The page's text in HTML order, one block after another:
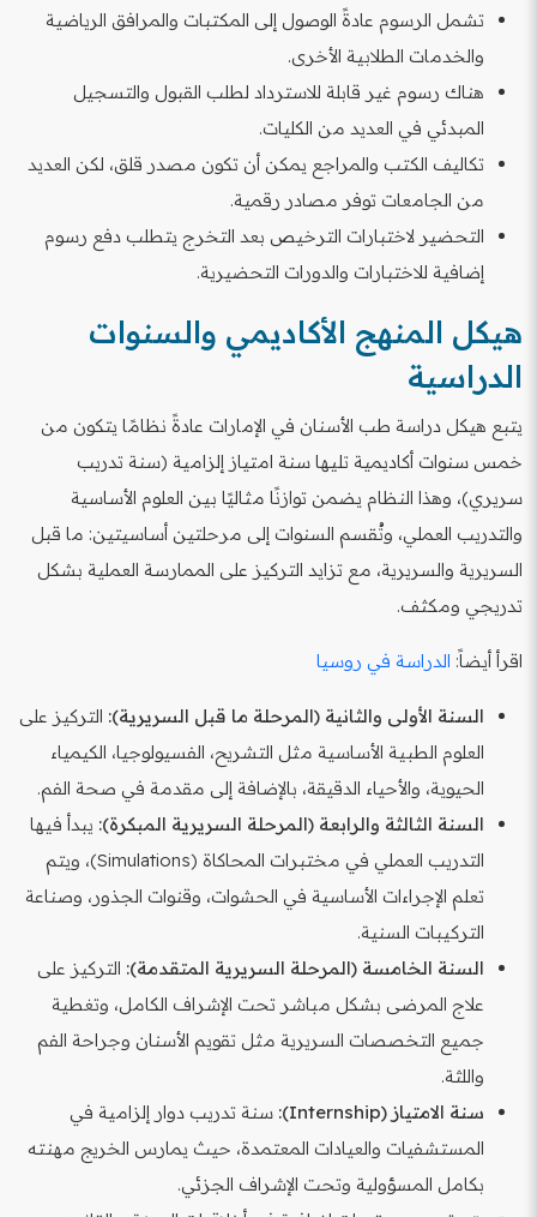
تشمل الرسوم عادةً الوصول إلى المكتبات والمرافق الرياضية
والخدمات الطلابية الأخرى.
هناك رسوم غير قابلة للاسترداد لطلب القبول والتسجيل
المبدئي في العديد من الكليات.
تكاليف الكتب والمراجع يمكن أن تكون مصدر قلق، لكن العديد
من الجامعات توفر مصادر رقمية.
التحضير لاختبارات الترخيص بعد التخرج يتطلب دفع رسوم
إضافية للاختبارات والدورات التحضيرية.
هيكل المنهج الأكاديمي والسنوات
الدراسية
يتبع هيكل دراسة طب الأسنان في الإمارات عادةً نظامًا يتكون من
خمس سنوات أكاديمية تليها سنة امتياز إلزامية (سنة تدريب
سريري)، وهذا النظام يضمن توازنًا مثاليًا بين العلوم الأساسية
والتدريب العملي، وتُقسم السنوات إلى مرحلتين أساسيتين: ما قبل
السريرية والسريرية، مع تزايد التركيز على الممارسة العملية بشكل
تدريجي ومكثف.
اقرأ أيضاً: الدراسة في روسيا
السنة الأولى والثانية (المرحلة ما قبل السريرية): التركيز على
العلوم الطبية الأساسية مثل التشريح، الفسيولوجيا، الكيمياء
الحيوية، والأحياء الدقيقة، بالإضافة إلى مقدمة في صحة الفم.
السنة الثالثة والرابعة (المرحلة السريرية المبكرة): يبدأ فيها
التدريب العملي في مختبرات المحاكاة (Simulations)، ويتم
تعلم الإجراءات الأساسية في الحشوات، وقنوات الجذور، وصناعة
التركيبات السنية.
السنة الخامسة (المرحلة السريرية المتقدمة): التركيز على
علاج المرضى بشكل مباشر تحت الإشراف الكامل، وتغطية
جميع التخصصات السريرية مثل تقويم الأسنان وجراحة الفم
واللثة.
سنة الامتياز (Internship):
سنة تدريب دوار إلزامية في
المستشفيات والعيادات المعتمدة، حيث يمارس الخريج مهنته
بكامل المسؤولية وتحت الإشراف الجزئي.